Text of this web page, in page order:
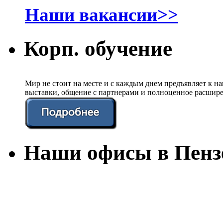
Наши вакансии>>
Корп. обучение
Мир не стоит на месте и с каждым днем предъявляет к
выставки, общение с партнерами и полноценное
Наши офисы в